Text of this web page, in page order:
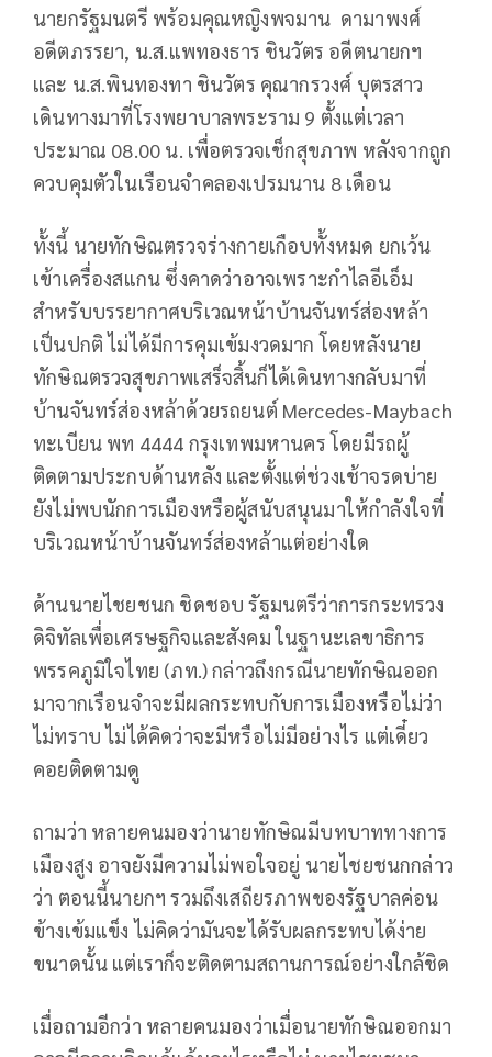
นายกรัฐมนตรี พร้อมคุณหญิงพจมาน ดามาพงศ์
อดีตภรรยา, น.ส.แพทองธาร ชินวัตร อดีตนายกฯ
และ น.ส.พินทองทา ชินวัตร คุณากรวงศ์ บุตรสาว
เดินทางมาที่โรงพยาบาลพระราม 9 ตั้งแต่เวลา
ประมาณ 08.00 น. เพื่อตรวจเช็กสุขภาพ หลังจากถูก
ควบคุมตัวในเรือนจำคลองเปรมนาน 8 เดือน
ทั้งนี้ นายทักษิณตรวจร่างกายเกือบทั้งหมด ยกเว้น
เข้าเครื่องสแกน ซึ่งคาดว่าอาจเพราะกำไลอีเอ็ม
สำหรับบรรยากาศบริเวณหน้าบ้านจันทร์ส่องหล้า
เป็นปกติ ไม่ได้มีการคุมเข้มงวดมาก โดยหลังนาย
ทักษิณตรวจสุขภาพเสร็จสิ้นก็ได้เดินทางกลับมาที่
บ้านจันทร์ส่องหล้าด้วยรถยนต์ Mercedes-Maybach
ทะเบียน พท 4444 กรุงเทพมหานคร โดยมีรถผู้
ติดตามประกบด้านหลัง และตั้งแต่ช่วงเช้าจรดบ่าย
ยังไม่พบนักการเมืองหรือผู้สนับสนุนมาให้กำลังใจที่
บริเวณหน้าบ้านจันทร์ส่องหล้าแต่อย่างใด
ด้านนายไชยชนก ชิดชอบ รัฐมนตรีว่าการกระทรวง
ดิจิทัลเพื่อเศรษฐกิจและสังคม ในฐานะเลขาธิการ
พรรคภูมิใจไทย (ภท.) กล่าวถึงกรณีนายทักษิณออก
มาจากเรือนจำจะมีผลกระทบกับการเมืองหรือไม่ว่า
ไม่ทราบ ไม่ได้คิดว่าจะมีหรือไม่มีอย่างไร แต่เดี๋ยว
คอยติดตามดู
ถามว่า หลายคนมองว่านายทักษิณมีบทบาททางการ
เมืองสูง อาจยังมีความไม่พอใจอยู่ นายไชยชนกกล่าว
ว่า ตอนนี้นายกฯ รวมถึงเสถียรภาพของรัฐบาลค่อน
ข้างเข้มแข็ง ไม่คิดว่ามันจะได้รับผลกระทบได้ง่าย
ขนาดนั้น แต่เราก็จะติดตามสถานการณ์อย่างใกล้ชิด
เมื่อถามอีกว่า หลายคนมองว่าเมื่อนายทักษิณออกมา